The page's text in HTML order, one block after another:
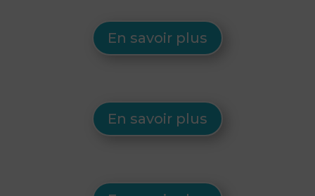
En savoir plus
En savoir plus